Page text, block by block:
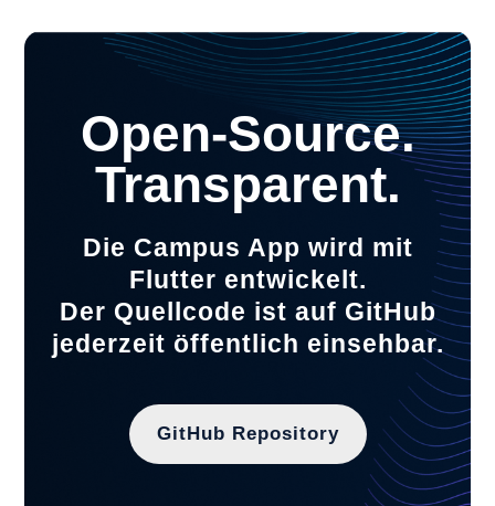
Open-Source.
Transparent.
Die Campus App wird mit
Flutter entwickelt.
Der Quellcode ist auf GitHub
jederzeit öffentlich einsehbar.
GitHub Repository